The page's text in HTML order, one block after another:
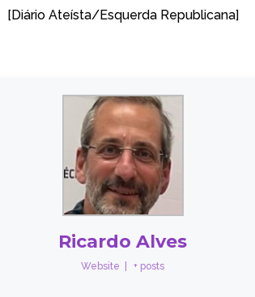
[Diário Ateísta/Esquerda Republicana]
Ricardo Alves
Website + posts